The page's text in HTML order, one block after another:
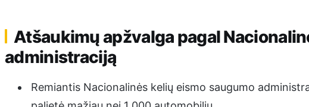
Atšaukimų apžvalga pagal
administraciją
Remiantis Nacionalinės kelių eismo saugumo